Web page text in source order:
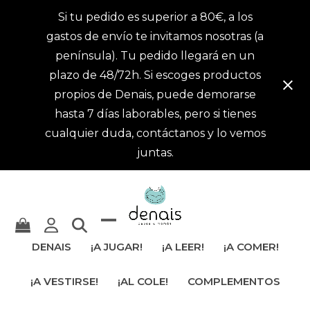
Si tu pedido es superior a 80€, a los
gastos de envío te invitamos nosotras (a
península). Tu pedido llegará en un
plazo de 48/72h. Si escoges productos
propios de Denais, puede demorarse
hasta 7 días laborables, pero si tienes
cualquier duda, contáctanos y lo vemos
juntas.
ocultar
móvil
DENAIS ¡A JUGAR! ¡A LEER! ¡A COMER!
¡A VESTIRSE! ¡AL COLE! COMPLEMENTOS